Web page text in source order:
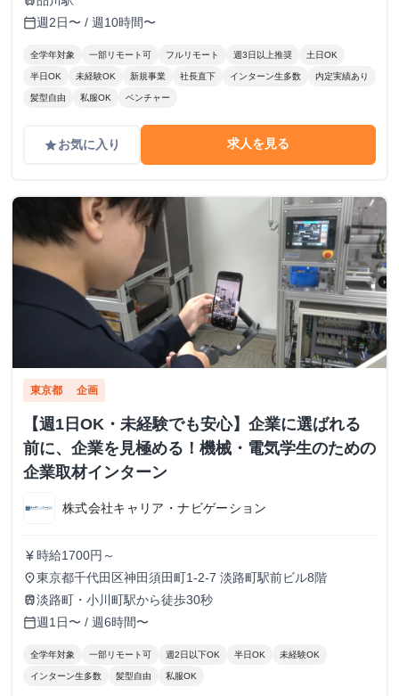
待を大きく上回り、社員と同等のバリューを発揮。 A評価：
期待通り。安定して高品質な成果を出している。（※現状維
範囲の縮小や、当初想定していたスキルレベルに達していな
い場合に適用します。
calendar_today週2日〜 / 週10時間〜
全学年対象 一部リモート可 フルリモート 週3日以上推奨 土日OK
半日OK 未経験OK 新規事業 社長直下 インターン生多数 内定実績あり
髪型自由 私服OK ベンチャー
gradeお気に入り 求人を見る
東京都 企画
【週1日OK・未経験でも安心】企業に選ばれる
前に、企業を見極める！機械・電気学生のための
企業取材インターン
株式会社キャリア・ナビゲーション
currency_yen 時給1700円～
place東京都千代田区神田須田町1-2-7 淡路町駅前ビル8階
train淡路町・小川町駅から徒歩30秒
calendar_today週1日〜 / 週6時間〜
全学年対象 一部リモート可 週2日以下OK 半日OK 未経験OK
インターン生多数 髪型自由 私服OK